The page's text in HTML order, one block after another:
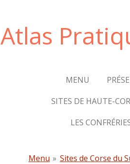
Atlas
MENU
SITES DE HAUTE-
LES
Menu » Sites de Corse du